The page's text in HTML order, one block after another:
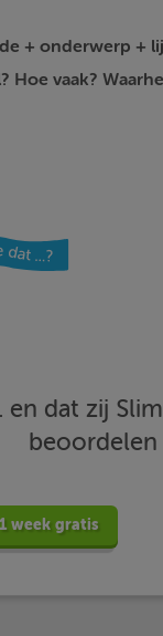
+ onderwerp +
Hoe vaak?
en dat zij
beoordelen
week gratis